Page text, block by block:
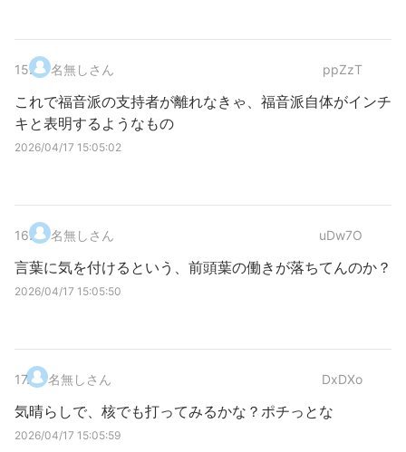
15. 名無しさん ppZzT
これで福音派の支持者が離れなきゃ、福音派自体がインチ
キと表明するようなもの
2026/04/17 15:05:02
16. 名無しさん uDw7O
言葉に気を付けるという、前頭葉の働きが落ちてんのか？
2026/04/17 15:05:50
17. 名無しさん DxDXo
気晴らしで、核でも打ってみるかな？ポチっとな
2026/04/17 15:05:59